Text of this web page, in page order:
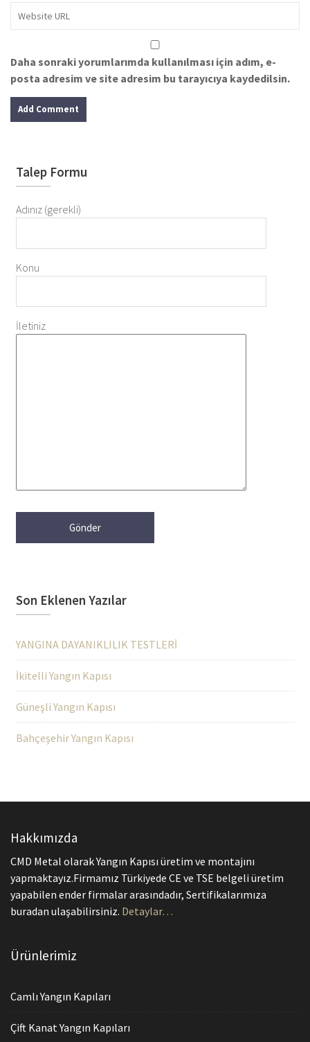
Daha sonraki yorumlarımda kullanılması için adım, e-
posta adresim ve site adresim bu tarayıcıya kaydedilsin.
Talep Formu
Adınız (gerekli)
Konu
İletiniz
Son Eklenen Yazılar
YANGINA DAYANIKLILIK TESTLERİ
İkitelli Yangın Kapısı
Güneşli Yangın Kapısı
Bahçeşehir Yangın Kapısı
Hakkımızda
CMD Metal olarak Yangın Kapısı üretim ve montajını
yapmaktayız.Firmamız Türkiyede CE ve TSE belgeli üretim
yapabilen ender firmalar arasındadır, Sertifikalarımıza
buradan ulaşabilirsiniz. Detaylar…
Ürünlerimiz
Camlı Yangın Kapıları
Çift Kanat Yangın Kapıları